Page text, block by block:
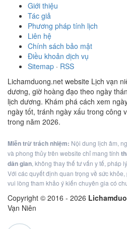
Giới thiệu
Tác giả
Phương pháp tính lịch
Liên hệ
Chính sách bảo mật
Điều khoản dịch vụ
Sitemap · RSS
Lichamduong.net website Lịch vạn
dương, giờ hoàng đạo theo ngày
lịch dương. Khám phá cách xem
ngày tốt, tránh ngày xấu trong công
trong năm 2026.
Miễn trừ trách nhiệm: Nội dung lịch âm,
và phong thủy trên website chỉ mang tính
dân gian, không thay thế tư vấn y tế, pháp
Với các quyết định quan trọng về sức
vui lòng tham khảo ý kiến chuyên gia có
Copyright © 2016 - 2026
Vạn Niên